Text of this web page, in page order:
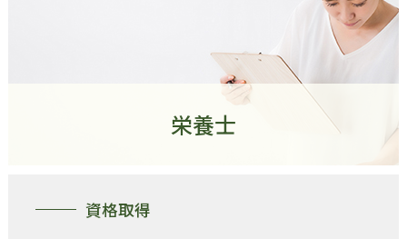
栄養士
資格取得